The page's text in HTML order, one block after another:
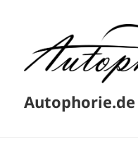
Autophorie.de